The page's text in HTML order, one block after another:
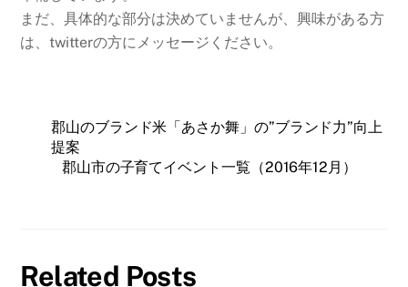
まだ、具体的な部分は決めていませんが、興味がある方
は、twitterの方にメッセージください。
郡山のブランド米「あさか舞」の”ブランド力”向上
提案
郡山市の子育てイベント一覧（2016年12月）
Related Posts